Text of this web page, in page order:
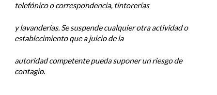
telefónico o correspondencia, tintorerías
y lavanderías. Se suspende cualquier otra actividad o
establecimiento que a juicio de la
autoridad competente pueda suponer un riesgo de
contagio.